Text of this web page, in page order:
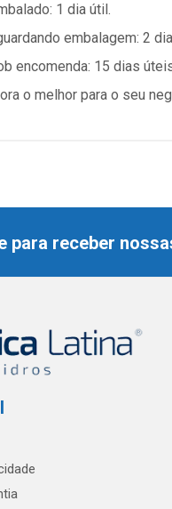
1 dia útil.
embalagem: 2
encomenda: 15 dias
o melhor para o seu
para receber